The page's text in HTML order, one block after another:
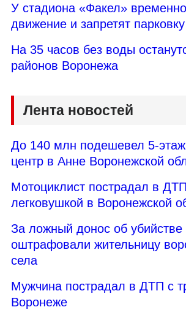
У стадиона «Факел»
движение и запретят
На 35 часов без воды
районов Воронежа
Лента новостей
До 140 млн подешевел 5-
центр в Анне Воронежской
Мотоциклист пострадал в
легковушкой в Воронежской
За ложный донос об
оштрафовали жительницу
села
Мужчина пострадал в ДТП с
Воронеже